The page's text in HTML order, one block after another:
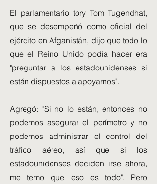
El parlamentario tory Tom Tugendhat,
que se desempeñó como oficial del
ejército en Afganistán, dijo que todo lo
que el Reino Unido podía hacer era
"preguntar a los estadounidenses si
están dispuestos a apoyarnos".
Agregó: "Si no lo están, entonces no
podemos asegurar el perímetro y no
podemos administrar el control del
tráfico aéreo, así que si los
estadounidenses deciden irse ahora,
me temo que eso es todo". Pero